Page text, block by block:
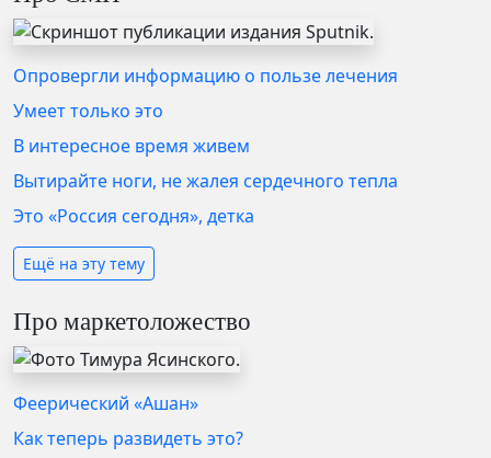
Опровергли информацию о пользе лечения
Умеет только это
В интересное время живем
Вытирайте ноги, не жалея сердечного тепла
Это «Россия сегодня», детка
Ещё на эту тему
Про маркетоложество
Феерический «Ашан»
Как теперь развидеть это?